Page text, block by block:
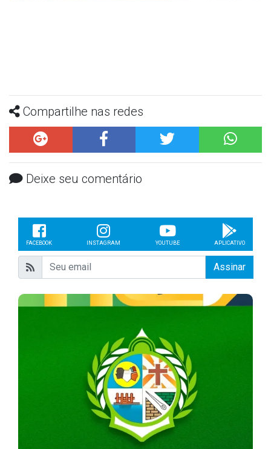
Compartilhe nas redes
Deixe seu comentário
FACEBOOK INSTAGRAM YOUTUBE APLICATIVO
Assinar